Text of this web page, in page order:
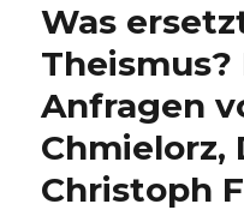
Was
Anfragen
Chmielorz,
Christoph